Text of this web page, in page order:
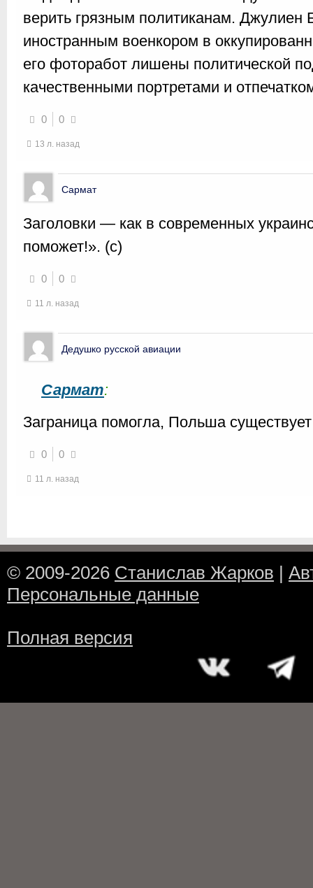
верить грязным политиканам.
иностранным военкором в
его фоторабот лишены политической
качественными портретами и
0 0
13 л. назад
Сармат
Заголовки — как в современных
поможет!». (с)
0 0
11 л. назад
Дедушко русской авиации
Сармат:
Заграница помогла, Польша
0 0
11 л. назад
© 2009-2026 Станислав Жарков |
Персональные данные
Полная версия